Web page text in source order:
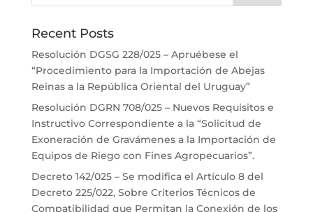
Recent Posts
Resolución DGSG 228/025 – Apruébese el
“Procedimiento para la Importación de Abejas
Reinas a la República Oriental del Uruguay”
Resolución DGRN 708/025 – Nuevos Requisitos e
Instructivo Correspondiente a la “Solicitud de
Exoneración de Gravámenes a la Importación de
Equipos de Riego con Fines Agropecuarios”.
Decreto 142/025 – Se modifica el Artículo 8 del
Decreto 225/022, Sobre Criterios Técnicos de
Compatibilidad que Permitan la Conexión de los